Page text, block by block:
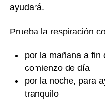
ayudará.
Prueba la respiración
por la mañana a fin
comienzo de día
por la noche, para
tranquilo